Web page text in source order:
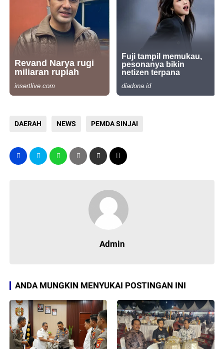
DAERAH NEWS PEMDA SINJAI
Admin
ANDA MUNGKIN MENYUKAI POSTINGAN INI